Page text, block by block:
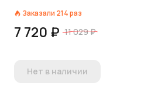
Заказали 214раз
7 720 ₽ 11 029 ₽
Нет в наличии